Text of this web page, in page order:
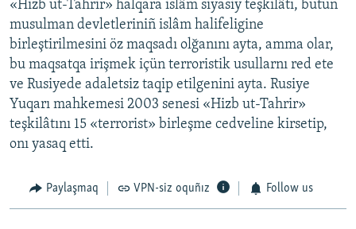
«Hizb ut-Tahrir» halqara islâm siyasiy teşkilâtı, bütün
musulman devletleriniñ islâm halifeligine
birleştirilmesini öz maqsadı olğanını ayta, amma olar,
bu maqsatqa irişmek içün terroristik usullarnı red ete
ve Rusiyede adaletsiz taqip etilgenini ayta. Rusiye
Yuqarı mahkemesi 2003 senesi «Hizb ut-Tahrir»
teşkilâtını 15 «terrorist» birleşme cedveline kirsetip,
onı yasaq etti.
Paylaşmaq VPN-siz oquñız Follow us